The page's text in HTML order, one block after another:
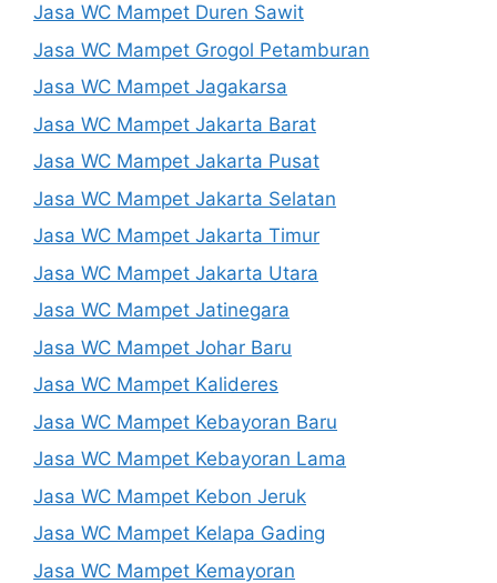
Jasa WC Mampet Duren Sawit
Jasa WC Mampet Grogol Petamburan
Jasa WC Mampet Jagakarsa
Jasa WC Mampet Jakarta Barat
Jasa WC Mampet Jakarta Pusat
Jasa WC Mampet Jakarta Selatan
Jasa WC Mampet Jakarta Timur
Jasa WC Mampet Jakarta Utara
Jasa WC Mampet Jatinegara
Jasa WC Mampet Johar Baru
Jasa WC Mampet Kalideres
Jasa WC Mampet Kebayoran Baru
Jasa WC Mampet Kebayoran Lama
Jasa WC Mampet Kebon Jeruk
Jasa WC Mampet Kelapa Gading
Jasa WC Mampet Kemayoran